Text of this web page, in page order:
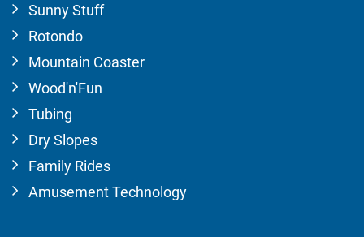
Sunny Stuff
Rotondo
Mountain Coaster
Wood'n'Fun
Tubing
Dry Slopes
Family Rides
Amusement Technology